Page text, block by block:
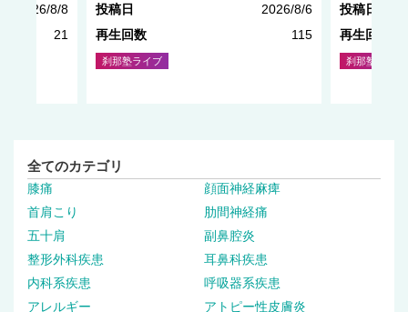
2026/8/8
21
投稿日
2026/8/6
再生回数
115
刹那塾ライブ
投稿日
再生回数
刹那塾ライブ
全てのカテゴリ
膝痛
顔面神経麻痺
首肩こり
肋間神経痛
五十肩
副鼻腔炎
整形外科疾患
耳鼻科疾患
内科系疾患
呼吸器系疾患
アレルギー
アトピー性皮膚炎